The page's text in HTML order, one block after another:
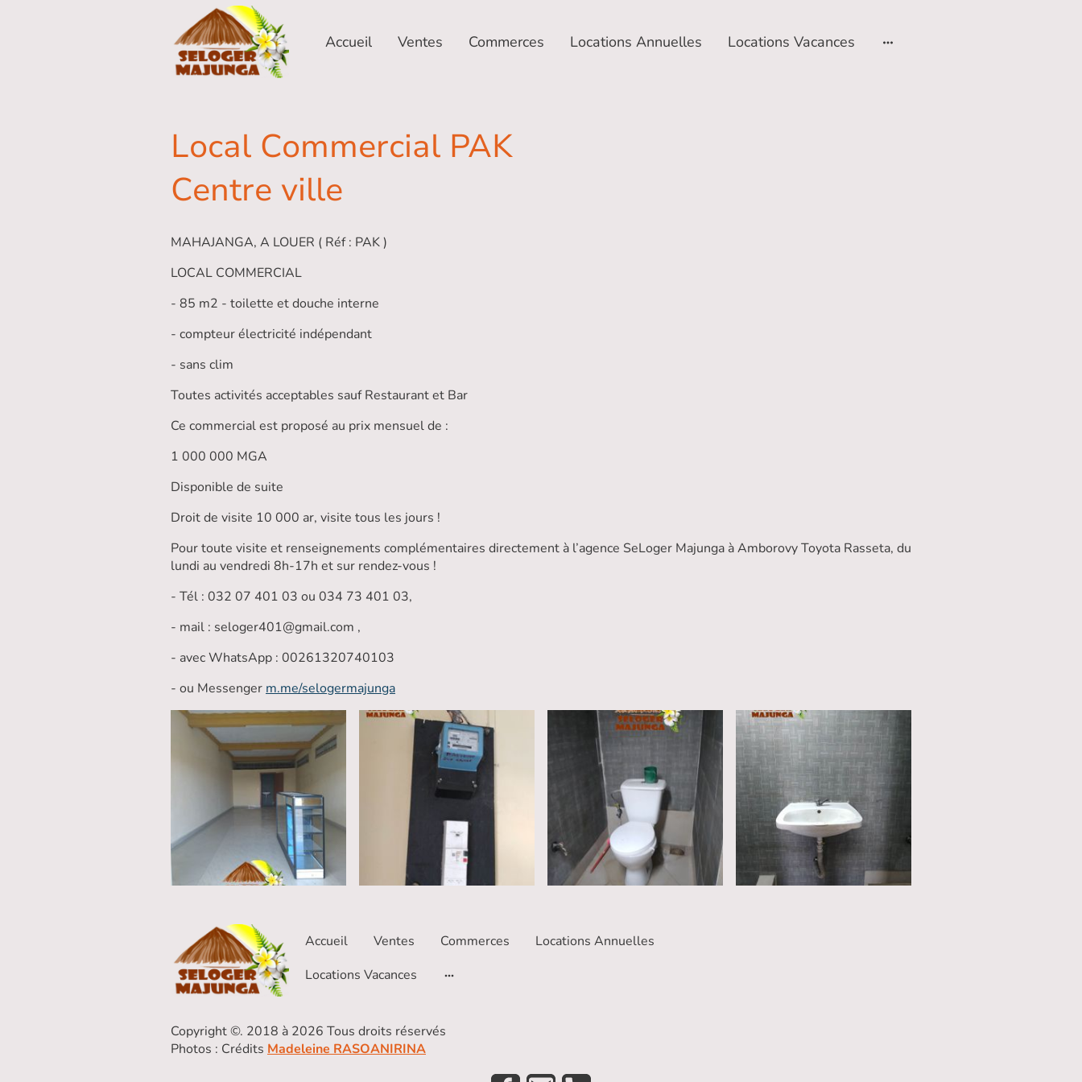
Accueil Ventes Commerces Locations Annuelles Locations Vacances
Local Commercial PAK
Centre ville
MAHAJANGA, A LOUER ( Réf : PAK )
LOCAL COMMERCIAL
- 85 m2 - toilette et douche interne
- compteur électricité indépendant
- sans clim
Toutes activités acceptables sauf Restaurant et Bar
Ce commercial est proposé au prix mensuel de :
1 000 000 MGA
Disponible de suite
Droit de visite 10 000 ar, visite tous les jours !
Pour toute visite et renseignements complémentaires directement à l’agence SeLoger Majunga à Amborovy Toyota Rasseta, du
lundi au vendredi 8h-17h et sur rendez-vous !
- Tél : 032 07 401 03 ou 034 73 401 03,
- mail : seloger401@gmail.com ,
- avec WhatsApp : 00261320740103
- ou Messenger m.me/selogermajunga
Accueil Ventes Commerces
Locations Annuelles
Locations Vacances
Copyright ©. 2018 à 2026 Tous droits réservés
Photos : Crédits Madeleine RASOANIRINA